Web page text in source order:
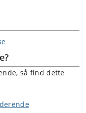
så find dette